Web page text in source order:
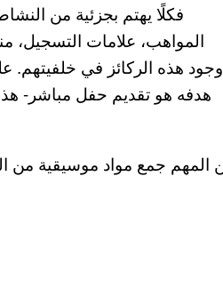
فكلًا يهتم بجزئية من
المواهب، علامات التسجيل،
وجود هذه الركائز في خلفيتهم.
هدفه هو تقديم حفل مباشر-